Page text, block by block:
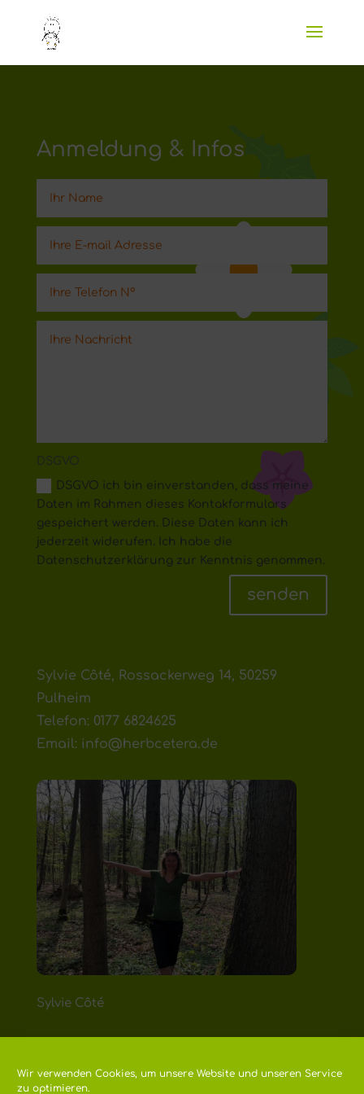
Wir verwenden Cookies, um unsere Website und unseren Service
zu optimieren.
Anmeldung & Infos
DSGVO
DSGVO ich bin einverstanden, dass meine
Daten im Rahmen dieses Kontakformulars
gespeichert werden. Diese Daten kann ich
jederzeit widerufen. Ich habe die
Datenschutzerklärung zur Kenntnis genommen.
senden
Sylvie Côté, Rossackerweg 14, 50259
Pulheim
Telefon: 0177 6824625
Email: info@herbcetera.de
Sylvie Côté